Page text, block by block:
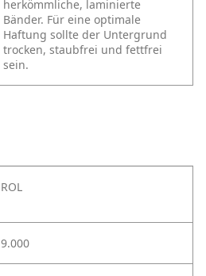
herkömmliche, laminierte
Bänder. Für eine optimale
Haftung sollte der Untergrund
trocken, staubfrei und fettfrei
sein.
ROL
9.000